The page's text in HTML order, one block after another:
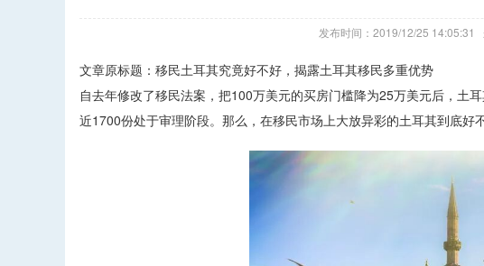
发布时间：2019/12/25
文章原标题：移民土耳其究竟好不好，揭露土耳其移民多重优势
自去年修改了移民法案，把100万美元的买房门槛降为25万美元后，土
近1700份处于审理阶段。那么，在移民市场上大放异彩的土耳其到底好